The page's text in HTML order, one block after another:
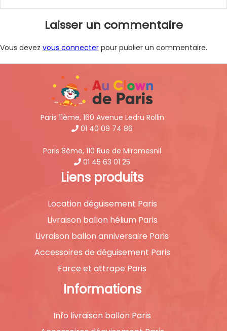
Laisser un commentaire
Vous devez vous connecter pour publier un commentaire.
Paris 11ème, 160 Avenue Ledru Rollin
01 40 09 74 86
Paris 8ème, 110 Rue de Miromesnil
01 45 63 01 25
Liens produits
Location déguisement Paris
Livraison ballon hélium Paris
Livraison ballon anniversaire Paris
Accessoires de déguisement Paris
Farce et attrape Paris
Informations
Info livraison ballon Paris